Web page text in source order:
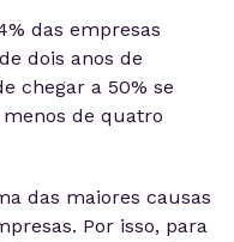
das empresas
dois anos de
chegar a 50% se
de quatro
das maiores causas
Por isso, para